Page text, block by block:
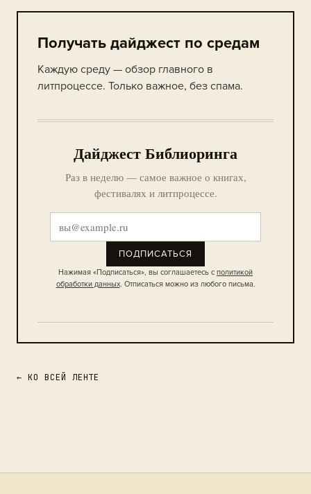
Получать дайджест по средам
Каждую среду — обзор главного в
литпроцессе. Только важное, без спама.
Дайджест Библиоринга
Раз в неделю — самое важное о книгах,
фестивалях и литпроцессе.
ПОДПИСАТЬСЯ
Нажимая «Подписаться», вы соглашаетесь с политикой
обработки данных. Отписаться можно из любого письма.
← КО ВСЕЙ ЛЕНТЕ